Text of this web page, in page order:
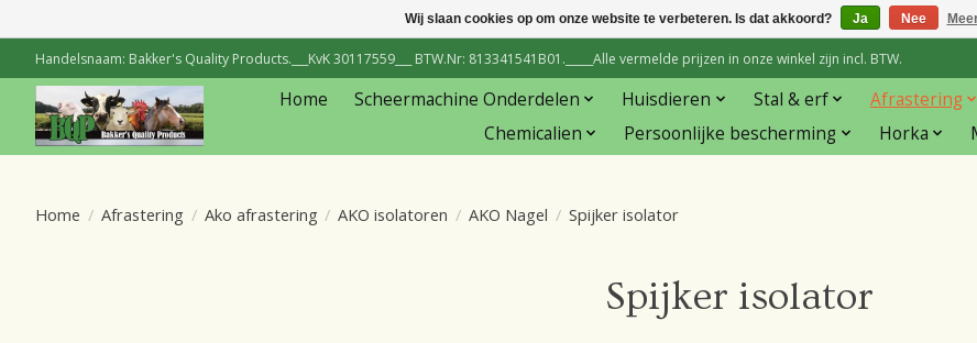
Handelsnaam: Bakker's Quality Products.___KvK 30117559___ BTW.Nr: 813341541B01._____Alle vermelde prijzen in onze winkel zijn incl. BTW.
Home Scheermachine Onderdelen Huisdieren Stal & erf Afrastering
Chemicalien
Persoonlijke bescherming Horka
Home / Afrastering / Ako afrastering / AKO isolatoren / AKO Nagel / Spijker isolator
Spijker isolator
Wij slaan cookies op om onze website te verbeteren. Is dat akkoord? Ja Nee